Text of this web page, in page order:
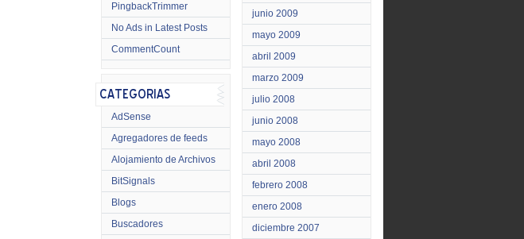
PingbackTrimmer
No Ads in Latest Posts
CommentCount
AdSense
Agregadores de feeds
Alojamiento de Archivos
BitSignals
Blogs
Buscadores
junio 2009
mayo 2009
abril 2009
marzo 2009
julio 2008
junio 2008
mayo 2008
abril 2008
febrero 2008
enero 2008
diciembre 2007